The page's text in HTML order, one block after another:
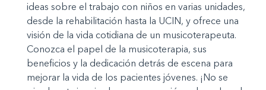
ideas sobre el trabajo con niños en varias unidades,
desde la rehabilitación hasta la UCIN, y ofrece una
visión de la vida cotidiana de un musicoterapeuta.
Conozca el papel de la musicoterapia, sus
beneficios y la dedicación detrás de escena para
mejorar la vida de los pacientes jóvenes. ¡No se